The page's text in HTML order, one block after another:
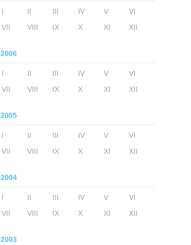
I II III IV V
VI
VII
VIII IX X XI XII
2006
I II III IV V
VI
VII
VIII IX X XI XII
2005
I II III IV V
VI
VII
VIII IX X XI XII
2004
I II III IV V
VI
VII
VIII IX X XI XII
2003